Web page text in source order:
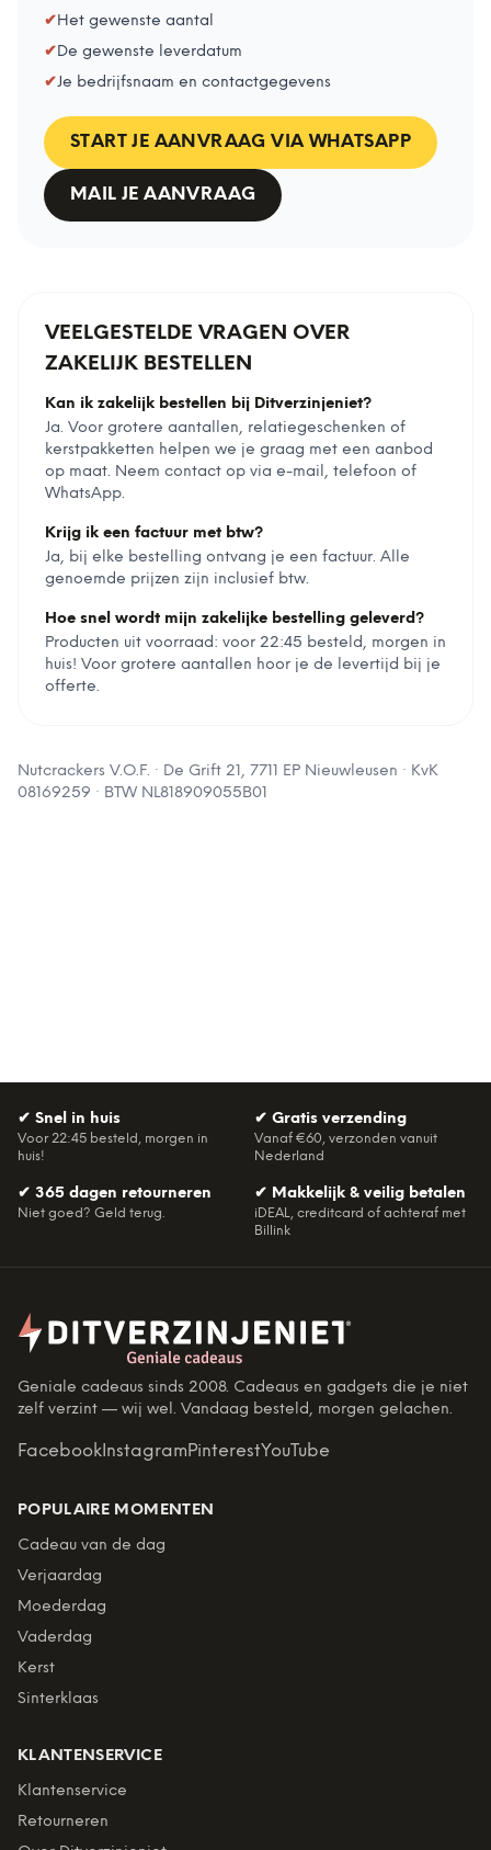
✔Het gewenste aantal
✔De gewenste leverdatum
✔Je bedrijfsnaam en contactgegevens
START JE AANVRAAG VIA WHATSAPP
MAIL JE AANVRAAG
VEELGESTELDE VRAGEN OVER
ZAKELIJK BESTELLEN
Kan ik zakelijk bestellen bij Ditverzinjeniet?
Ja. Voor grotere aantallen, relatiegeschenken of
kerstpakketten helpen we je graag met een aanbod
op maat. Neem contact op via e-mail, telefoon of
WhatsApp.
Krijg ik een factuur met btw?
Ja, bij elke bestelling ontvang je een factuur. Alle
genoemde prijzen zijn inclusief btw.
Hoe snel wordt mijn zakelijke bestelling geleverd?
Producten uit voorraad: voor 22:45 besteld, morgen in
huis! Voor grotere aantallen hoor je de levertijd bij je
offerte.
Nutcrackers V.O.F. · De Grift 21, 7711 EP Nieuwleusen · KvK
08169259 · BTW NL818909055B01
✔ Snel in huis
Voor 22:45 besteld, morgen in
huis!
✔ Gratis verzending
Vanaf €60, verzonden vanuit
Nederland
✔ 365 dagen retourneren
Niet goed? Geld terug.
✔ Makkelijk & veilig betalen
iDEAL, creditcard of achteraf met
Billink
Geniale cadeaus sinds 2008. Cadeaus en gadgets die je niet
zelf verzint — wij wel. Vandaag besteld, morgen gelachen.
Facebook InstagramPinterestYouTube
POPULAIRE MOMENTEN
Cadeau van de dag
Verjaardag
Moederdag
Vaderdag
Kerst
Sinterklaas
KLANTENSERVICE
Klantenservice
Retourneren